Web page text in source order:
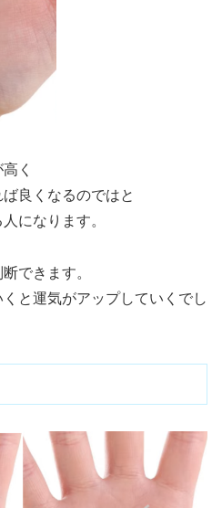
く
良くなるのではと
になります。
できます。
と運気がアップしていくでし